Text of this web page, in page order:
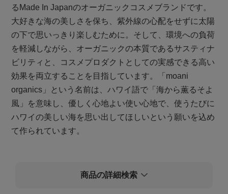
るMade In Japanのオーガニックコスメブランドです。
大好きな海の美しさを保ち、紫外線の心配をせずに太陽
の下で思いっきり楽しむために。そして、環境への負荷
を軽減しながら、オーガニックの本質であるサスティナ
ビリティと、コスメプロダクトとしての実感できる高い
効果を両立することを目指しています。「moani
organics」という名前は、ハワイ語で「海から薫るそよ
風」を意味し、優しく心地よい使い心地で、使うたびに
ハワイの美しい海を思い出してほしいという願いを込め
て作られています。
商品の詳細検索
円〜 円
在庫
在庫ありのみ 全て表示
商品検索